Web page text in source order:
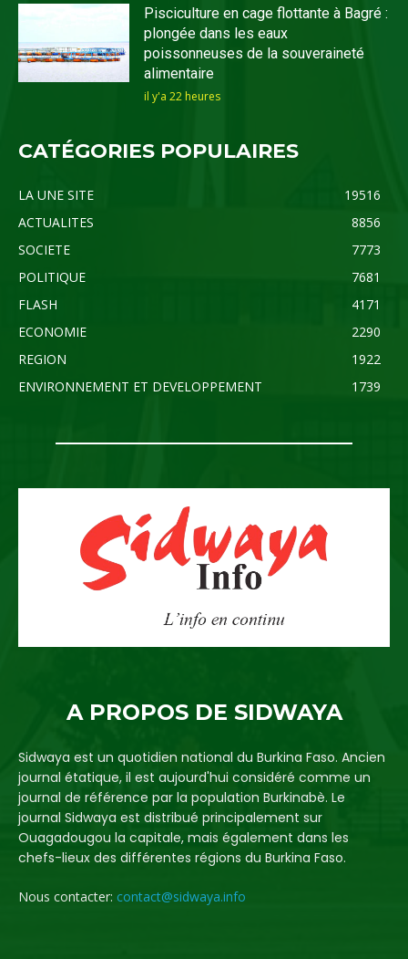
Pisciculture en cage flottante à Bagré :
plongée dans les eaux
poissonneuses de la souveraineté
alimentaire
il y'a 22 heures
CATÉGORIES POPULAIRES
LA UNE SITE
19516
ACTUALITES
8856
SOCIETE
7773
POLITIQUE
7681
FLASH
4171
ECONOMIE
2290
REGION
1922
ENVIRONNEMENT ET DEVELOPPEMENT
1739
A PROPOS DE SIDWAYA
Sidwaya est un quotidien national du Burkina Faso. Ancien
journal étatique, il est aujourd'hui considéré comme un
journal de référence par la population Burkinabè. Le
journal Sidwaya est distribué principalement sur
Ouagadougou la capitale, mais également dans les
chefs-lieux des différentes régions du Burkina Faso.
Nous contacter: contact@sidwaya.info